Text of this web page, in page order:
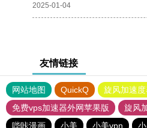
2025-01-04
友情链接
网站地图 QuickQ 旋风加速度
免费vps加速器外网苹果版
旋风
哔咔漫画
小美 小美vpn